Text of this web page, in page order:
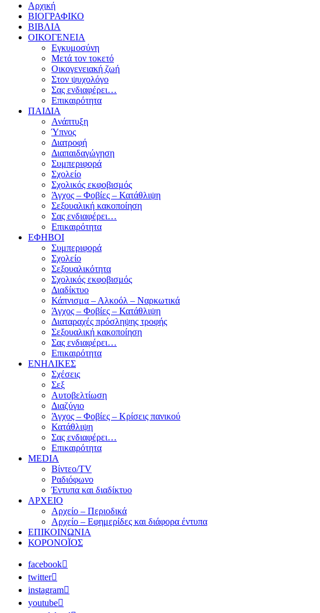
Αρχική
ΒΙΟΓΡΑΦΙΚΟ
ΒΙΒΛΙΑ
ΟΙΚΟΓΕΝΕΙΑ
Εγκυμοσύνη
Μετά τον τοκετό
Οικογενειακή ζωή
Στον ψυχολόγο
Σας ενδιαφέρει…
Επικαιρότητα
ΠΑΙΔΙΑ
Ανάπτυξη
Ύπνος
Διατροφή
Διαπαιδαγώγηση
Συμπεριφορά
Σχολείο
Σχολικός εκφοβισμός
Άγχος – Φοβίες – Κατάθλιψη
Σεξουαλική κακοποίηση
Σας ενδιαφέρει…
Επικαιρότητα
ΕΦΗΒΟΙ
Συμπεριφορά
Σχολείο
Σεξουαλικότητα
Σχολικός εκφοβισμός
Διαδίκτυο
Κάπνισμα – Αλκοόλ – Ναρκωτικά
Άγχος – Φοβίες – Κατάθλιψη
Διαταραχές πρόσληψης τροφής
Σεξουαλική κακοποίηση
Σας ενδιαφέρει…
Επικαιρότητα
ΕΝΗΛΙΚΕΣ
Σχέσεις
Σεξ
Αυτοβελτίωση
Διαζύγιο
Άγχος – Φοβίες – Κρίσεις πανικού
Κατάθλιψη
Σας ενδιαφέρει…
Επικαιρότητα
MEDIA
Βίντεο/TV
Ραδιόφωνο
Έντυπα και διαδίκτυο
ΑΡΧΕΙΟ
Αρχείο – Περιοδικά
Αρχείο – Εφημερίδες και διάφορα έντυπα
ΕΠΙΚΟΙΝΩΝΙΑ
ΚΟΡΟΝΟΪΟΣ
facebook
twitter
instagram
youtube